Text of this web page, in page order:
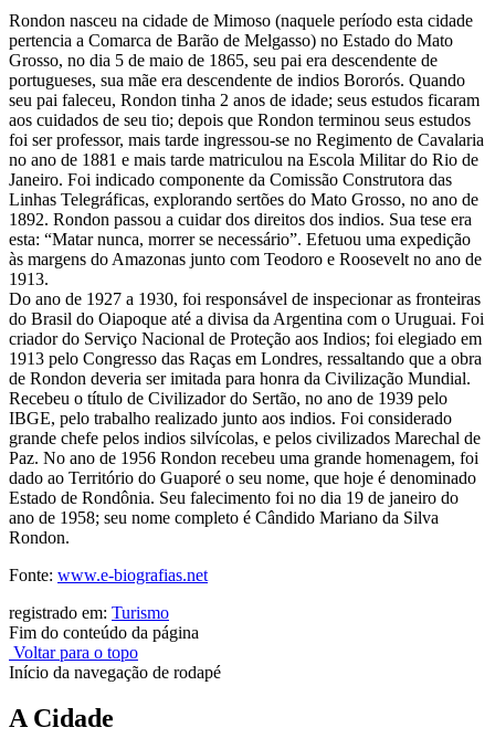
Rondon nasceu na cidade de Mimoso (naquele período esta cidade
pertencia a Comarca de Barão de Melgasso) no Estado do Mato
Grosso, no dia 5 de maio de 1865, seu pai era descendente de
portugueses, sua mãe era descendente de indios Bororós. Quando
seu pai faleceu, Rondon tinha 2 anos de idade; seus estudos ficaram
aos cuidados de seu tio; depois que Rondon terminou seus estudos
foi ser professor, mais tarde ingressou-se no Regimento de Cavalaria
no ano de 1881 e mais tarde matriculou na Escola Militar do Rio de
Janeiro. Foi indicado componente da Comissão Construtora das
Linhas Telegráficas, explorando sertões do Mato Grosso, no ano de
1892. Rondon passou a cuidar dos direitos dos indios. Sua tese era
esta: “Matar nunca, morrer se necessário”. Efetuou uma expedição
às margens do Amazonas junto com Teodoro e Roosevelt no ano de
1913.
Do ano de 1927 a 1930, foi responsável de inspecionar as fronteiras
do Brasil do Oiapoque até a divisa da Argentina com o Uruguai. Foi
criador do Serviço Nacional de Proteção aos Indios; foi elegiado em
1913 pelo Congresso das Raças em Londres, ressaltando que a obra
de Rondon deveria ser imitada para honra da Civilização Mundial.
Recebeu o título de Civilizador do Sertão, no ano de 1939 pelo
IBGE, pelo trabalho realizado junto aos indios. Foi considerado
grande chefe pelos indios silvícolas, e pelos civilizados Marechal de
Paz. No ano de 1956 Rondon recebeu uma grande homenagem, foi
dado ao Território do Guaporé o seu nome, que hoje é denominado
Estado de Rondônia. Seu falecimento foi no dia 19 de janeiro do
ano de 1958; seu nome completo é Cândido Mariano da Silva
Rondon.
Fonte: www.e-biografias.net
registrado em: Turismo
Fim do conteúdo da página
Voltar para o topo
Início da navegação de rodapé
A Cidade